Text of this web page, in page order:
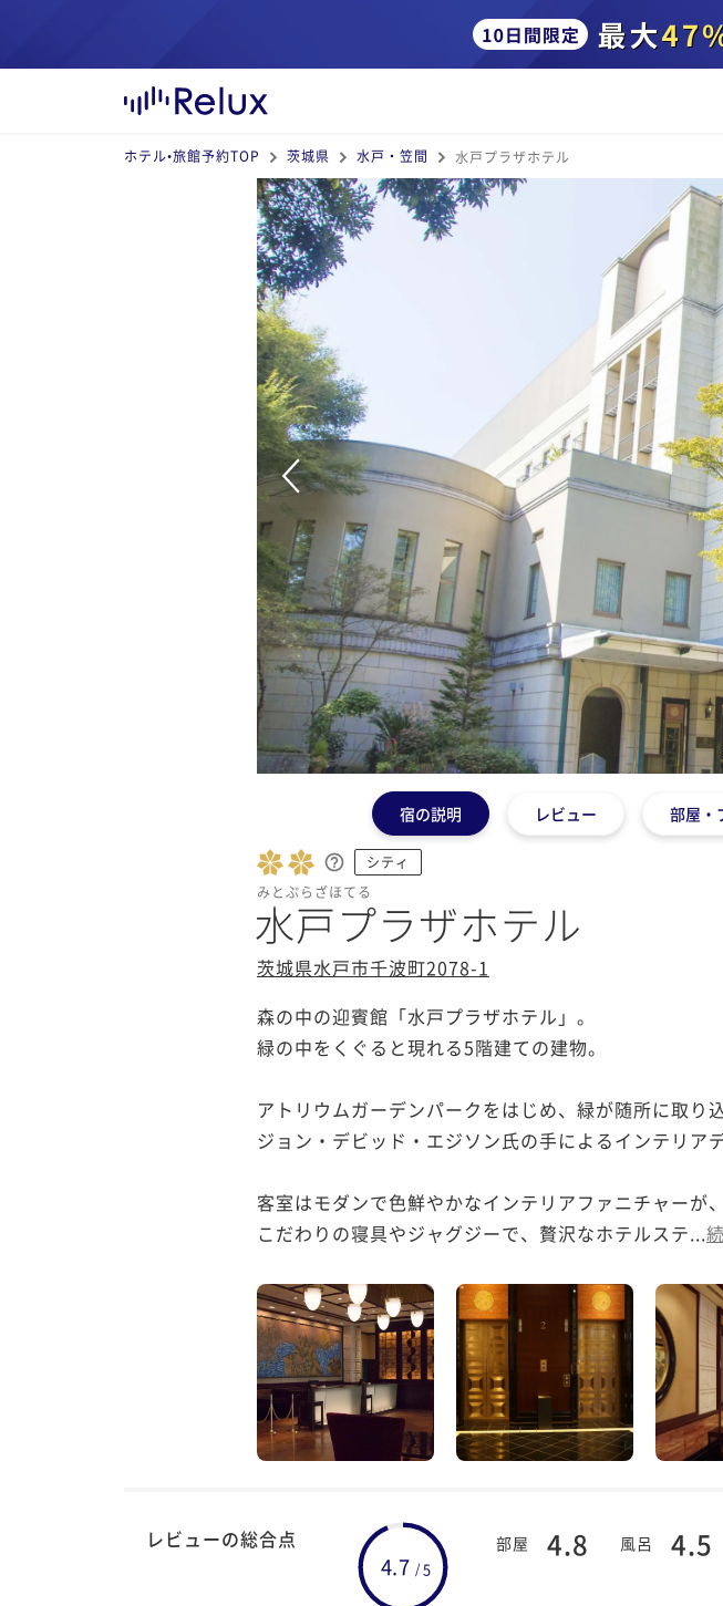
ホテル•旅館予約TOP 茨城県 水戸・笠間 水戸プラザホテル
宿の説明 レビュー 部屋・
シティ
みとぷらざほてる
水戸プラザホテル
茨城県水戸市千波町2078-1
森の中の迎賓館「水戸プラザホテル」。
緑の中をくぐると現れる5階建ての建物。
アトリウムガーデンパークをはじめ、緑が随所に取り
ジョン・デビッド・エジソン氏の手によるインテリア
客室はモダンで色鮮やかなインテリアファニチャーが
こだわりの寝具やジャグジーで、贅沢なホテルステ...
レビューの総合点
4.7 /5
部屋 4.8 風呂 4.5